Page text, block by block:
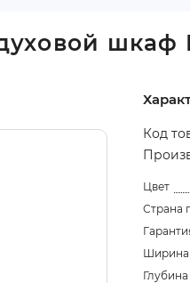
шкаф
Код
Цвет
Страна
Ширина